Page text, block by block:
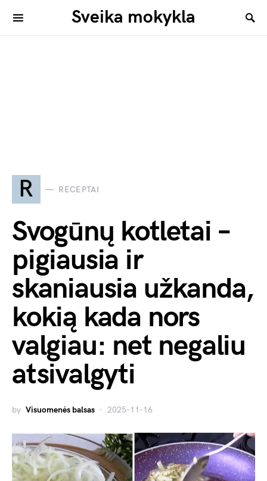
Sveika mokykla
R RECEPTAI
Svogūnų kotletai –
pigiausia ir
skaniausia užkanda,
kokią kada nors
valgiau: net negaliu
atsivalgyti
by Visuomenės balsas 2025-11-16